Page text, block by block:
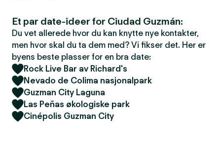
Et par date-ideer for Ciudad Guzmán:
Du vet allerede hvor du kan knytte nye kontakter,
men hvor skal du ta dem med? Vi fikser det. Her er
byens beste plasser for en bra date:
Rock Live Bar av Richard's
Nevado de Colima nasjonalpark
Guzman City Laguna
Las Peñas økologiske park
Cinépolis Guzman City